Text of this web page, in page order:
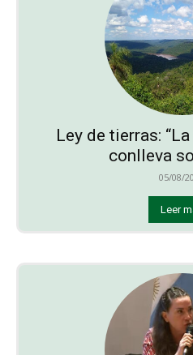
Ley de tierras:
conlleva
05/08/
Leer